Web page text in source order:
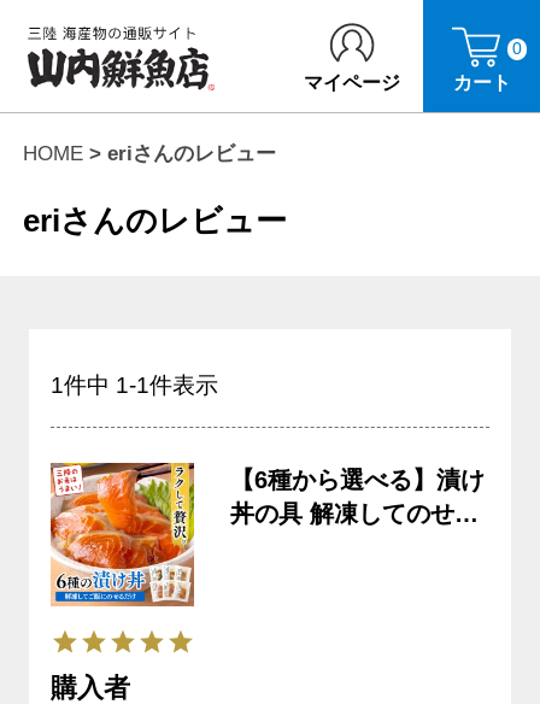
マイページ カート
0
HOME eriさんのレビュー
eriさんのレビュー
1件中 1-1件表示
【6種から選べる】漬け
丼の具 解凍してのせる
購入者